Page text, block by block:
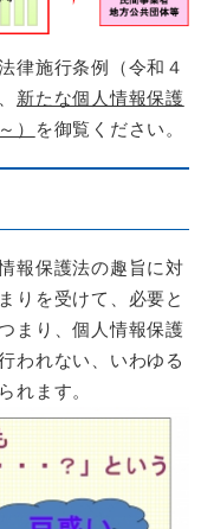
律施行条例（令和４
新たな個人情報保護
）
を御覧ください。
報保護法の趣旨に対
りを受けて、必要と
まり、個人情報保護
われない、いわゆる
れます。